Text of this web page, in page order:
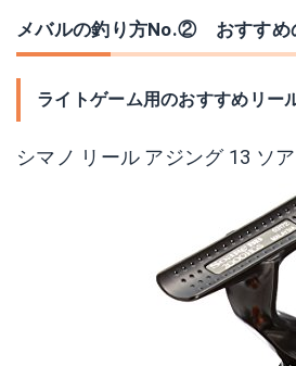
メバルの釣り方No.② おすすめ
ライトゲーム用のおすすめリー
シマノ リール アジング 13 ソ